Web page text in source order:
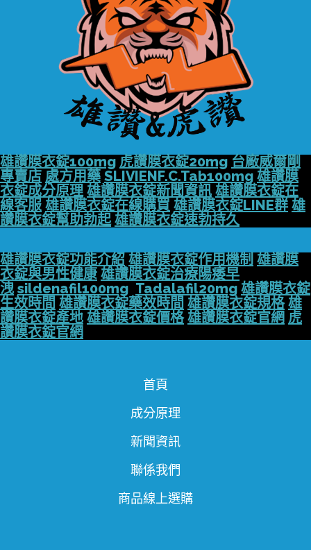
雄讚膜衣錠100mg 虎讚膜衣錠20mg 台廠威爾剛
專賣店 處方用藥 SLIVIENF.C.Tab100mg 雄讚膜
衣錠成分原理 雄讚膜衣錠新聞資訊 雄讚膜衣錠在
線客服 雄讚膜衣錠在線購買 雄讚膜衣錠LINE群 雄
讚膜衣錠幫助勃起 雄讚膜衣錠速勃持久
雄讚膜衣錠功能介紹 雄讚膜衣錠作用機制 雄讚膜
衣錠與男性健康 雄讚膜衣錠治療陽痿早
洩 sildenafil100mg Tadalafil20mg 雄讚膜衣錠
生效時間 雄讚膜衣錠藥效時間 雄讚膜衣錠規格 雄
讚膜衣錠產地 雄讚膜衣錠價格 雄讚膜衣錠官網 虎
讚膜衣錠官網
首頁
成分原理
新聞資訊
聯係我們
商品線上選購